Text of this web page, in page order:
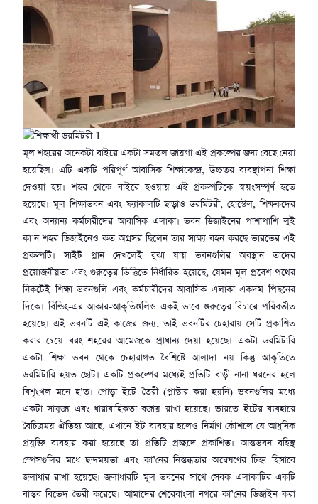
মূল শহরের অনেকটা বাইরে একটা সমতল জায়গা এই প্রকল্পের জন্য বেছে নেয়া
হয়েছিল। এটি একটি পরিপূর্ণ আবাসিক শিক্ষাকেন্দ্র, উচ্চতর ব্যবস্থাপনা শিক্ষা
দেওয়া হয়। শহর থেকে বাইরে হওয়ায় এই প্রকল্পটিকে স্বয়ংসম্পূর্ণ হতে
হয়েছে। মূল শিক্ষাভবন এবং ফ্যাকালটি ছাড়াও ডরমিটরী, হোস্টেল, শিক্ষকদের
এবং অন্যান্য কর্মচারীদের আবাসিক এলাকা। ভবন ডিজাইনের পাশাপাশি লুই
কা’ন শহর ডিজাইনেও কত অগ্রসর ছিলেন তার সাক্ষ্য বহন করছে ভারতের এই
প্রকল্পটি। সাইট প্লান দেখলেই বুঝা যায় ভবনগুলির অবস্থান তাদের
প্রয়োজনীয়তা এবং গুরুত্বের ভিত্তিতে নির্ধারিত হয়েছে, যেমন মূল প্রবেশ পথের
নিকটেই শিক্ষা ভবনগুলি এবং কর্মচারীদের আবাসিক এলাকা একদম পিছনের
দিকে। বিল্ডিং-এর আকার-আকৃতিগুলিও একই ভাবে গুরুত্বের বিচারে পরিবর্তীত
হয়েছে। এই ভবনটি এই কাজের জন্য, তাই ভবনটির চেহারায় সেটি প্রকাশিত
করার চেয়ে বরং শহরের আমেজকে প্রাধান্য দেয়া হয়েছে। একটা ডরমিটারি
একটা শিক্ষা ভবন থেকে চেহারাগত বৈশিষ্টে আলাদা নয় কিন্তু আকৃতিতে
ডরমিটারি হয়ত ছোট। একটি প্রকল্পের মধ্যেই প্রতিটি বাড়ী নানা ধরনের হলে
বিশৃংখল মনে হ’ত। পোড়া ইটে তৈরী (প্লাস্টার করা হয়নি) ভবনগুলির মধ্যে
একটা সাযুজ্য এবং ধারাবাহিকতা বজায় রাখা হয়েছে। ভারতে ইটের ব্যবহারে
বৈচিত্রময় ঐতিহ্য আছে, এখানে ইট ব্যবহার হলেও নির্মাণ কৌশলে যে আধুনিক
প্রযুক্তি ব্যবহার করা হয়েছে তা প্রতিটি প্রচ্ছদে প্রকাশিত। আন্তভবন বহিস্থ
স্পেসগুলির মধে ছন্দময়তা এবং কা’নের নিস্তব্ধতার অন্বেষণের চিহ্ন হিসাবে
জলাধার রাখা হয়েছে। জলাধারটি মূল ভবনের সাথে সেবক এলাকাটির একটি
বাস্তব বিভেদ তৈরী করেছে। আমাদের শেরেবাংলা নগরে কা’নের ডিজাইন করা